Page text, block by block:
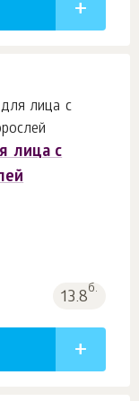
лица с
13.8б.